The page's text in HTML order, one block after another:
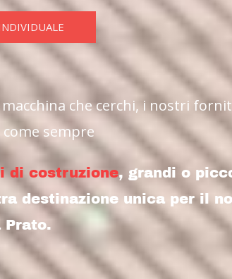
che cerchi, i nostri
sempre
di costruzione, grandi o
destinazione unica per il
Prato.